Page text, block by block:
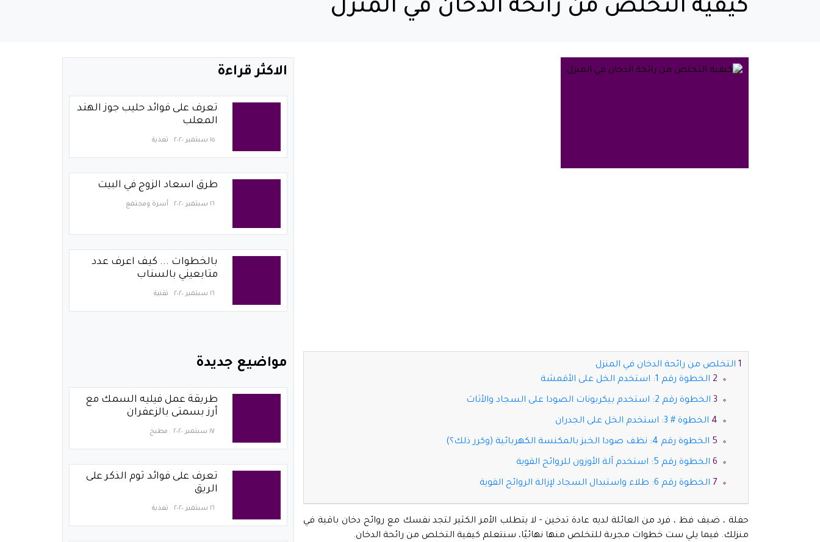
كيفية التخلص من رائحة الدخان في المنزل
التخلص من رائحة الدخان في المنزل
الخطوة رقم 1: استخدم الخل على الأقمشة
الخطوة رقم 2: استخدم بيكربونات الصودا على السجاد والأثاث
الخطوة # 3: استخدم الخل على الجدران
الخطوة رقم 4: نظف صودا الخبز بالمكنسة الكهربائية (وكرر ذلك؟)
الخطوة رقم 5: استخدم آلة الأوزون للروائح القوية
الخطوة رقم 6: طلاء واستبدال السجاد لإزالة الروائح القوية
حفلة ، ضيف فظ ، فرد من العائلة لديه عادة تدخين - لا يتطلب الأمر الكثير لتجد نفسك مع روائح دخان باقية في
منزلك. فيما يلي ست خطوات مجربة للتخلص منها نهائيًا، سنتعلم كيفية التخلص من رائحة الدخان.
الاكثر قراءة
تعرف على فوائد حليب جوز الهند
المعلب
١٥ سبتمبر ٢٠٢٠ تغذية
طرق اسعاد الزوج في البيت
١٦ سبتمبر ٢٠٢٠ أسرة ومجتمع
بالخطوات ... كيف اعرف عدد
متابعيني بالسناب
١٦ سبتمبر ٢٠٢٠ تقنية
مواضيع جديدة
طريقة عمل فيليه السمك مع
أرز بسمتى بالزعفران
١٧ سبتمبر ٢٠٢٠ مطبخ
تعرف على فوائد ثوم الذكر على
الريق
١٦ سبتمبر ٢٠٢٠ تغذية